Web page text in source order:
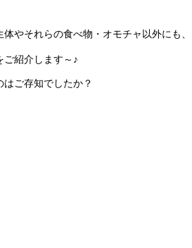
やそれらの食べ物・オモチャ以外にも
紹介します～♪
ご存知でしたか？